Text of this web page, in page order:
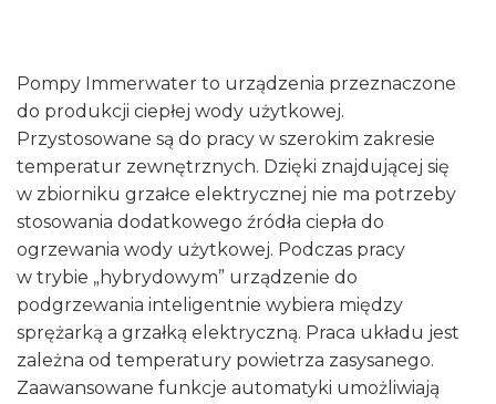
c.w.u.
190
litrów
Pompy Immerwater to urządzenia przeznaczone
do produkcji ciepłej wody użytkowej.
Przystosowane są do pracy w szerokim zakresie
temperatur zewnętrznych. Dzięki znajdującej się
w zbiorniku grzałce elektrycznej nie ma potrzeby
stosowania dodatkowego źródła ciepła do
ogrzewania wody użytkowej. Podczas pracy
w trybie „hybrydowym” urządzenie do
podgrzewania inteligentnie wybiera między
sprężarką a grzałką elektryczną. Praca układu jest
zależna od temperatury powietrza zasysanego.
Zaawansowane funkcje automatyki umożliwiają